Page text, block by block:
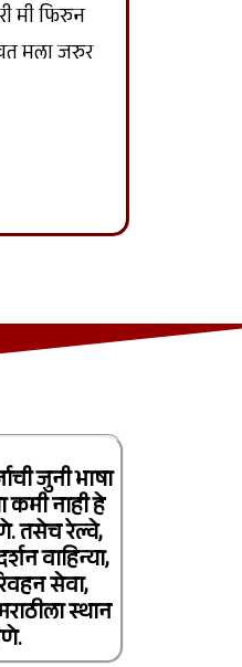
मी फिरुन
मला जरुर
जुनी भाषा
कमी नाही हे
तसेच रेल्वे,
वाहिन्या,
सेवा,
स्थान